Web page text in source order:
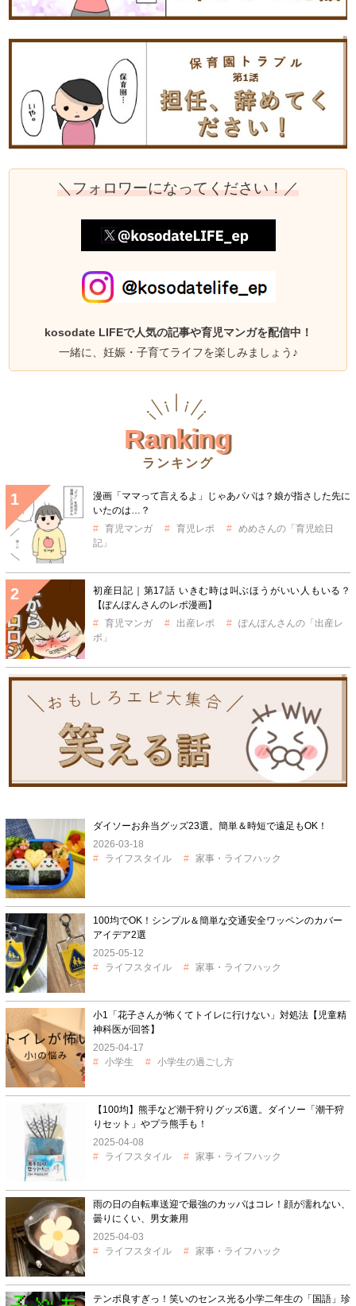
＼フォロワーになってください！／
kosodate LIFEで人気の記事や育児マンガを配信中！
一緒に、妊娠・子育てライフを楽しみましょう♪
Ranking
ランキング
漫画「ママって言えるよ」じゃあパパは？娘が指さした先に
いたのは…？
育児マンガ
育児レポ
めめさんの「育児絵日
記」
初産日記｜第17話 いきむ時は叫ぶほうがいい人もいる？
【ぽんぽんさんのレポ漫画】
育児マンガ
出産レポ
ぽんぽんさんの「出産レ
ポ」
ダイソーお弁当グッズ23選。簡単＆時短で遠足もOK！
2026-03-18
ライフスタイル
家事・ライフハック
100均でOK！シンプル＆簡単な交通安全ワッペンのカバー
アイデア2選
2025-05-12
ライフスタイル
家事・ライフハック
小1「花子さんが怖くてトイレに行けない」対処法【児童精
神科医が回答】
2025-04-17
小学生
小学生の過ごし方
【100均】熊手など潮干狩りグッズ6選。ダイソー「潮干狩
りセット」やプラ熊手も！
2025-04-08
ライフスタイル
家事・ライフハック
雨の日の自転車送迎で最強のカッパはコレ！顔が濡れない、
曇りにくい、男女兼用
2025-04-03
ライフスタイル
家事・ライフハック
テンポ良すぎっ！笑いのセンス光る小学二年生の「国語」珍